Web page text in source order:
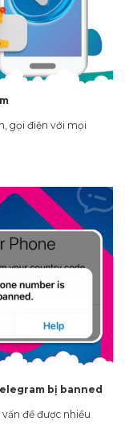
gọi điện với mọi
bị banned
đề được nhiều